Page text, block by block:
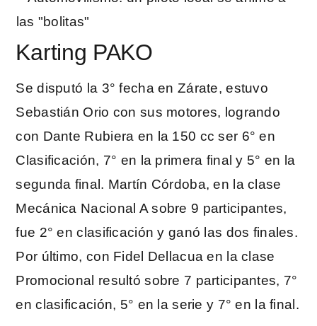
Karting PAKO
Se disputó la 3° fecha en Zárate, estuvo
Sebastián Orio con sus motores, logrando
con Dante Rubiera en la 150 cc ser 6° en
Clasificación, 7° en la primera final y 5° en la
segunda final. Martín Córdoba, en la clase
Mecánica Nacional A sobre 9 participantes,
fue 2° en clasificación y ganó las dos finales.
Por último, con Fidel Dellacua en la clase
Promocional resultó sobre 7 participantes, 7°
en clasificación, 5° en la serie y 7° en la final.